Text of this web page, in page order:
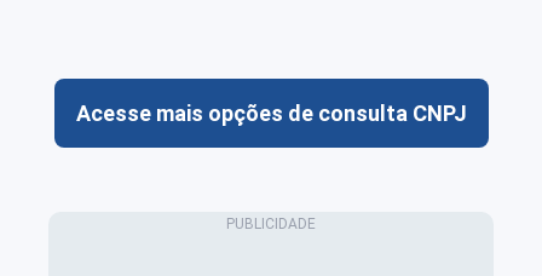
Acesse mais opções de consulta CNPJ